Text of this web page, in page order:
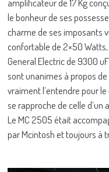
amplificateur de 17 Kg
le bonheur de ses
charme de ses imposants
confortable de 2×50
General Electric de 9300
sont unanimes à propos
vraiment l’entendre pour
se rapproche de celle d’un
Le MC 2505 était
par Mcintosh et toujours à